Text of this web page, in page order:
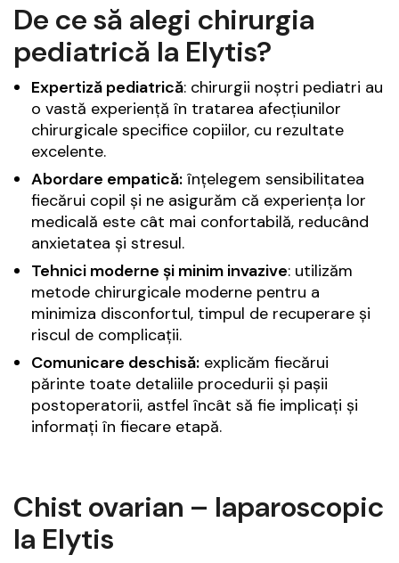
De ce să alegi chirurgia
pediatrică la Elytis?
Expertiză pediatrică: chirurgii noștri pediatri au
o vastă experiență în tratarea afecțiunilor
chirurgicale specifice copiilor, cu rezultate
excelente.
Abordare empatică: înțelegem sensibilitatea
fiecărui copil și ne asigurăm că experiența lor
medicală este cât mai confortabilă, reducând
anxietatea și stresul.
Tehnici moderne și minim invazive: utilizăm
metode chirurgicale moderne pentru a
minimiza disconfortul, timpul de recuperare și
riscul de complicații.
Comunicare deschisă: explicăm fiecărui
părinte toate detaliile procedurii și pașii
postoperatorii, astfel încât să fie implicați și
informați în fiecare etapă.
Chist ovarian – laparoscopic
la Elytis